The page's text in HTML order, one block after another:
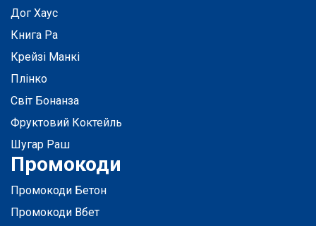
Дог Хаус
Книга Ра
Крейзі Манкі
Плінко
Світ Бонанза
Фруктовий Коктейль
Шугар Раш
Промокоди
Промокоди Бетон
Промокоди Вбет